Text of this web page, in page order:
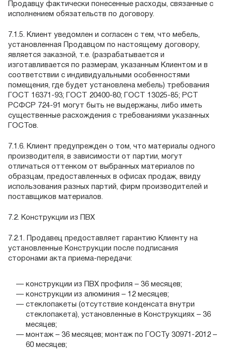
Продавцу фактически понесенные расходы, связанные с
исполнением обязательств по договору.
7.1.5. Клиент уведомлен и согласен с тем, что мебель,
установленная Продавцом по настоящему договору,
является заказной, т.е. (разрабатывается и
изготавливается по размерам, указанным Клиентом и в
соответствии с индивидуальными особенностями
помещения, где будет установлена мебель) требования
ГОСТ 16371-93; ГОСТ 20400-80; ГОСТ 13025-85; РСТ
РСФСР 724-91 могут быть не выдержаны, либо иметь
существенные расхождения с требованиями указанных
ГОСТов.
7.1.6. Клиент предупрежден о том, что материалы одного
производителя, в зависимости от партии, могут
отличаться оттенком от выбранных материалов по
образцам, предоставленных в офисах продаж, ввиду
использования разных партий, фирм производителей и
поставщиков материалов.
7.2. Конструкции из ПВХ
7.2.1. Продавец предоставляет гарантию Клиенту на
установленные Конструкции после подписания
сторонами акта приема-передачи:
конструкции из ПВХ профиля – 36 месяцев;
конструкции из алюминия – 12 месяцев;
стеклопакеты (отсутствие конденсата внутри
стеклопакета), установленные в Конструкциях – 36
месяцев;
монтаж – 36 месяцев; монтаж по ГОСТу 30971-2012 –
60 месяцев;